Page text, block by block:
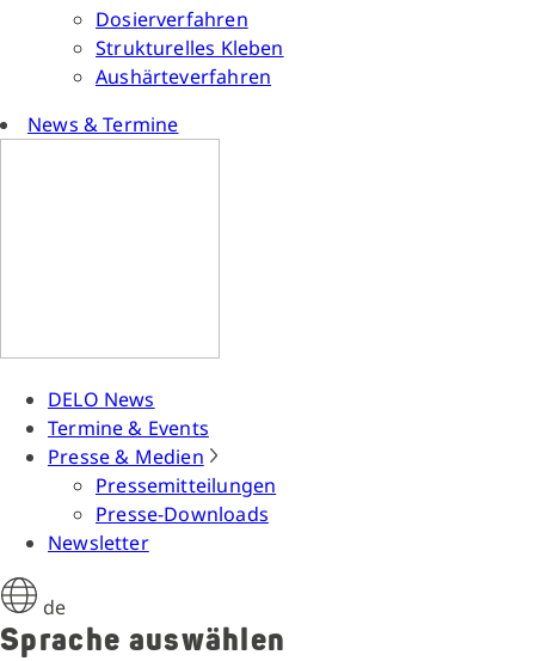
Dosierverfahren
Strukturelles Kleben
Aushärteverfahren
News & Termine
DELO News
Termine & Events
Presse & Medien
Pressemitteilungen
Presse-Downloads
Newsletter
de
Sprache auswählen